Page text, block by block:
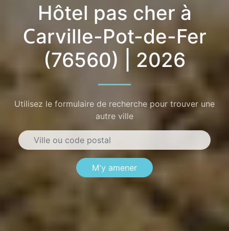
Hôtel pas cher à
Carville-Pot-de-Fer
(76560) | 2026
Utilisez le formulaire de recherche pour trouver une
autre ville
M'y amener